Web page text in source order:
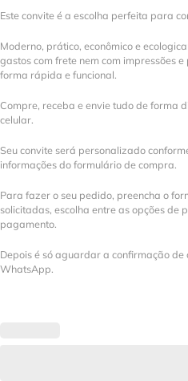
Este convite é a escolha perfeita para
Moderno, prático, econômico e
gastos com frete nem com impressões
forma rápida e funcional.
Compre, receba e envie tudo de forma
celular.
Seu convite será personalizado
informações do formulário de compra.
Para fazer o seu pedido, preencha o
solicitadas, escolha entre as opções de
pagamento.
Depois é só aguardar a confirmação
WhatsApp.